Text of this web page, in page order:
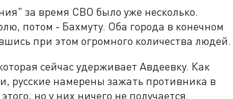
за время СВО было уже несколько.
потом - Бахмуту. Оба города в конечном
при этом огромного количества людей.
сейчас удерживает Авдеевку. Как
русские намерены зажать противника в
но у них ничего не получается.